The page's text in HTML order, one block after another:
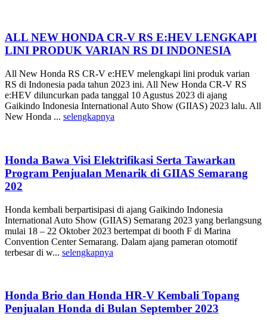
ALL NEW HONDA CR-V RS E:HEV LENGKAPI
LINI PRODUK VARIAN RS DI INDONESIA
All New Honda RS CR-V e:HEV melengkapi lini produk varian
RS di Indonesia pada tahun 2023 ini. All New Honda CR-V RS
e:HEV diluncurkan pada tanggal 10 Agustus 2023 di ajang
Gaikindo Indonesia International Auto Show (GIIAS) 2023 lalu. All
New Honda ... selengkapnya
Honda Bawa Visi Elektrifikasi Serta Tawarkan
Program Penjualan Menarik di GIIAS Semarang
202
Honda kembali berpartisipasi di ajang Gaikindo Indonesia
International Auto Show (GIIAS) Semarang 2023 yang berlangsung
mulai 18 – 22 Oktober 2023 bertempat di booth F di Marina
Convention Center Semarang. Dalam ajang pameran otomotif
terbesar di w... selengkapnya
Honda Brio dan Honda HR-V Kembali Topang
Penjualan Honda di Bulan September 2023